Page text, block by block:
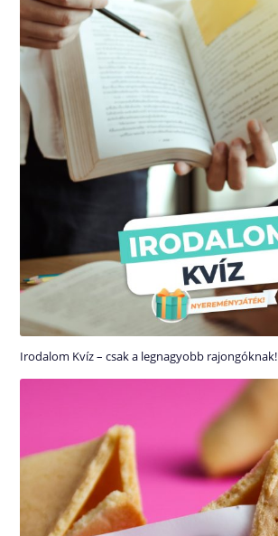
Irodalom Kvíz – csak a legnagyobb rajongóknak!